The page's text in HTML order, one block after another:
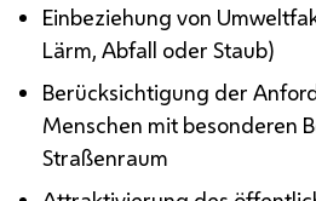
Einbeziehung von
Lärm, Abfall oder Staub)
Berücksichtigung der
Menschen mit besonderen
Straßenraum